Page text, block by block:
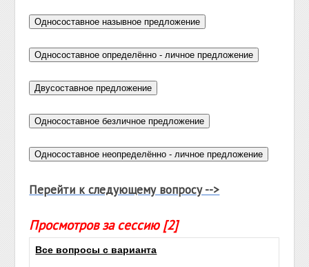
Перейти к следующему вопросу -->
Просмотров за сессию [2]
Все вопросы с варианта